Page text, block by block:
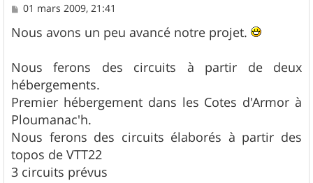
M
s
s
g
e
01 mars 2009, 21:41
Nous avons un peu avancé notre projet.
Nous ferons des circuits à partir de deux
hébergements.
Premier hébergement dans les Cotes d'Armor à
Ploumanac'h.
Nous ferons des circuits élaborés à partir des
topos de VTT22
3 circuits prévus